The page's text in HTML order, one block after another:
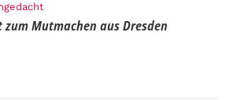
zum Mutmachen aus Dresden